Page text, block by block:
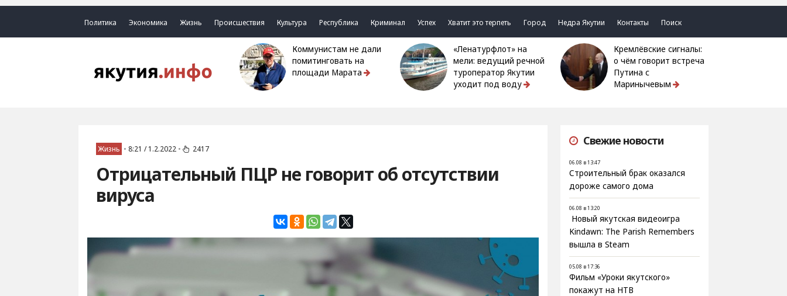
Политика Экономика Жизнь Происшествия Культура Республика Криминал Успех Хватит это терпеть Город Недра Якутии Контакты Поиск
Коммунистам не дали
помитинговать на
площади Марата
«Ленатурфлот» на
мели: ведущий речной
туроператор Якутии
уходит под воду
Кремлёвские сигналы:
о чём говорит встреча
Путина с
Маринычевым
Жизнь • 8:21 / 1.2.2022 • 2417
Отрицательный ПЦР не говорит об отсутствии
вируса
Свежие новости
06.08 в 13:47
Строительный брак оказался
дороже самого дома
06.08 в 13:20
Новый якутская видеоигра
Kindawn: The Parish Remembers
вышла в Steam
05.08 в 17:36
Фильм «Уроки якутского»
покажут на НТВ